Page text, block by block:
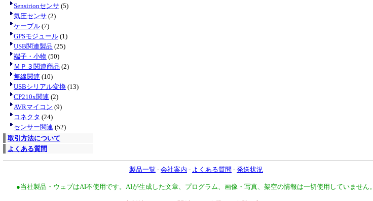
Sensirionセンサ (5)
気圧センサ (2)
ケーブル (7)
GPSモジュール (1)
USB関連製品 (25)
端子・小物 (50)
ＭＰ３関連商品 (2)
無線関連 (10)
USBシリアル変換 (13)
CP210x関連 (2)
AVRマイコン (9)
コネクタ (24)
センサー関連 (52)
取引方法について
よくある質問
製品一覧 - 会社案内 - よくある質問 - 発送状況
●当社製品・ウェブはAI不使用です。AIが生成した文章、プログラム、画像・写真、架空の情報は一切使用していません。